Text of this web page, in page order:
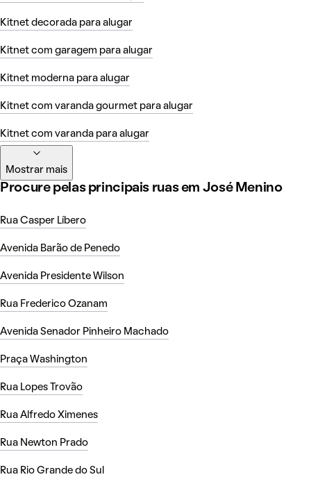
Kitnet decorada para alugar
Kitnet com garagem para alugar
Kitnet moderna para alugar
Kitnet com varanda gourmet para alugar
Kitnet com varanda para alugar
Mostrar mais
Procure pelas principais ruas em José Menino
Rua Casper Líbero
Avenida Barão de Penedo
Avenida Presidente Wilson
Rua Frederico Ozanam
Avenida Senador Pinheiro Machado
Praça Washington
Rua Lopes Trovão
Rua Alfredo Ximenes
Rua Newton Prado
Rua Rio Grande do Sul